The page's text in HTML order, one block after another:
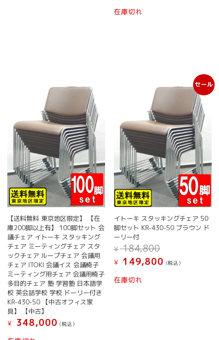
在庫切れ
【送料無料 東京地区限定】 【在
庫200脚以上有】 100脚セット 会
議チェア イトーキ スタッキング
チェア ミーティングチェア スタ
ックチェア ループチェア 会議用
チェア ITOKI 会議イス 会議椅子
ミーティング用チェア 会議用椅子
多目的チェア 塾 学習塾 日本語学
校 英会話学校 学校 ドーリー付き
KR-430-50 【中古オフィス家
具】 【中古】
¥
348,000 (税込）
セール
イトーキ スタッキングチェア 50
脚セット KR-430-50 ブラウン ド
ーリー付
¥184,800
価
¥ 149,800 現
在
(税込）
在庫切れ